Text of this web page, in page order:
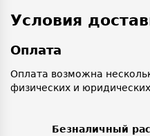
Условия
Оплата
Оплата возможна
физических и
Безналичный